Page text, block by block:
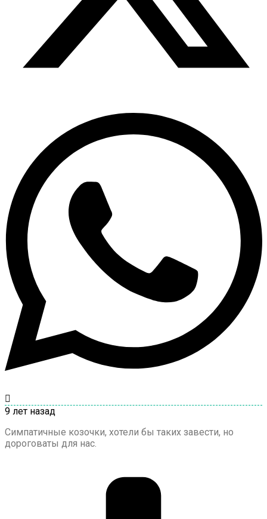
9 лет назад
Симпатичные козочки, хотели бы таких завести, но
дороговаты для нас.